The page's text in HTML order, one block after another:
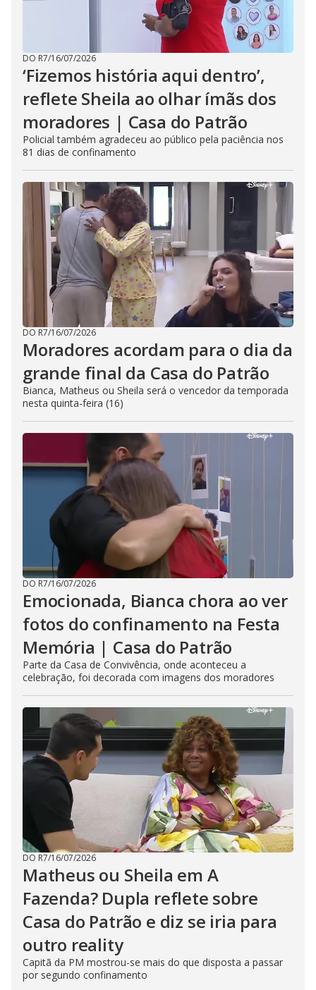
DO R7/16/07/2026
‘Fizemos história aqui dentro’,
reflete Sheila ao olhar ímãs dos
moradores | Casa do Patrão
Policial também agradeceu ao público pela paciência nos
81 dias de confinamento
DO R7/16/07/2026
Moradores acordam para o dia da
grande final da Casa do Patrão
Bianca, Matheus ou Sheila será o vencedor da temporada
nesta quinta-feira (16)
DO R7/16/07/2026
Emocionada, Bianca chora ao ver
fotos do confinamento na Festa
Memória | Casa do Patrão
Parte da Casa de Convivência, onde aconteceu a
celebração, foi decorada com imagens dos moradores
DO R7/16/07/2026
Matheus ou Sheila em A
Fazenda? Dupla reflete sobre
Casa do Patrão e diz se iria para
outro reality
Capitã da PM mostrou-se mais do que disposta a passar
por segundo confinamento